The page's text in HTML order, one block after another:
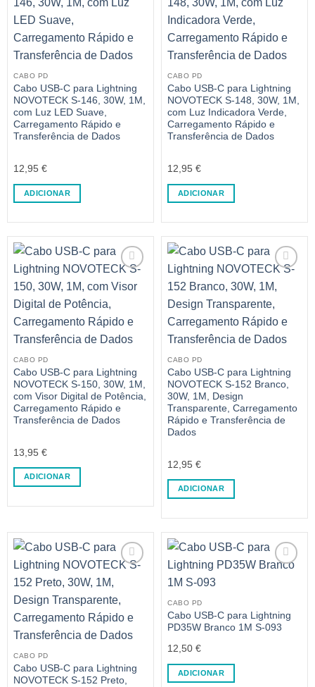
CABO PD
Cabo USB-C para Lightning
NOVOTECK S-146, 30W, 1M,
com Luz LED Suave,
Carregamento Rápido e
Transferência de Dados
12,95 €
ADICIONAR
CABO PD
Cabo USB-C para Lightning
NOVOTECK S-148, 30W, 1M,
com Luz Indicadora Verde,
Carregamento Rápido e
Transferência de Dados
12,95 €
ADICIONAR
CABO PD
Cabo USB-C para Lightning
NOVOTECK S-150, 30W, 1M,
com Visor Digital de Potência,
Carregamento Rápido e
Transferência de Dados
13,95 €
ADICIONAR
CABO PD
Cabo USB-C para Lightning
NOVOTECK S-152 Branco,
30W, 1M, Design
Transparente, Carregamento
Rápido e Transferência de
Dados
12,95 €
ADICIONAR
CABO PD
Cabo USB-C para Lightning
NOVOTECK S-152 Preto,
CABO PD
Cabo USB-C para Lightning
PD35W Branco 1M S-093
12,50 €
ADICIONAR